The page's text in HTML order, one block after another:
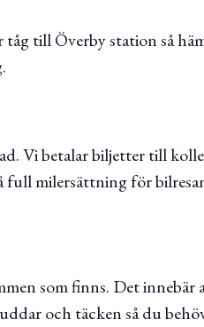
till Överby station så
Vi betalar biljetter till
milersättning för
som finns. Det innebär
och täcken så du